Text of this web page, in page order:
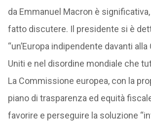
da Emmanuel Macron è
fatto discutere. Il presidente si è
“un’Europa indipendente davanti alla
Uniti e nel disordine mondiale che
La Commissione europea, con la
piano di trasparenza ed equità
favorire e perseguire la soluzione